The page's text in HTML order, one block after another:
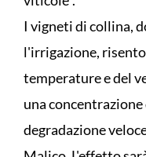
I vigneti di collina,
l'irrigazione,
temperature e del
una concentrazione
degradazione